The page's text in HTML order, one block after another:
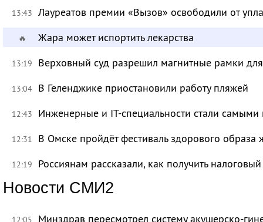
13:43 Лауреатов премии «Вызов» освободили от
🔥 Жара может испортить лекарства
13:19 Верховный суд разрешил магнитные рамки
13:04 В Геленджике приостановили работу пляжей
12:43 Инженерные и IT-специальности стали
12:31 В Омске пройдёт фестиваль здорового
12:19 Россиянам рассказали, как получить
Новости СМИ2
12:05 Минздрав пересмотрел систему акушерско-